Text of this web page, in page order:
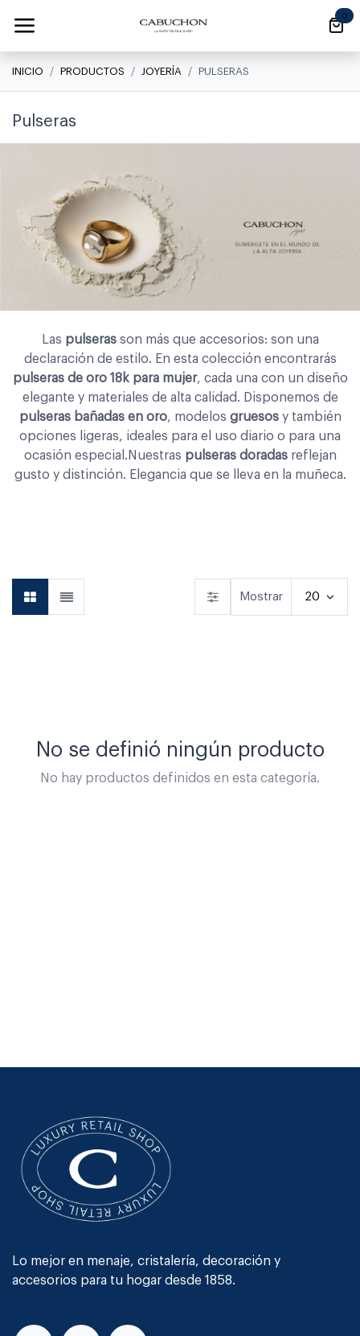
0
INICIO PRODUCTOS JOYERÍA PULSERAS
Pulseras
Las pulserasson más que accesorios: son una
declaración de estilo. En esta colección encontrarás
pulseras de oro 18k para mujer, cada una con un diseño
elegante y materiales de alta calidad. Disponemos de
pulseras bañadas en oro, modelos gruesosy también
opciones ligeras, ideales para el uso diario o para una
ocasión especial.Nuestras pulseras doradasreflejan
gusto y distinción. Elegancia que se lleva en la muñeca.
Mostrar 20
No se definió ningún producto
No hay productos definidos en esta categoría.
Lo mejor en menaje, cristalería, decoración y
accesorios para tu hogar desde 1858.